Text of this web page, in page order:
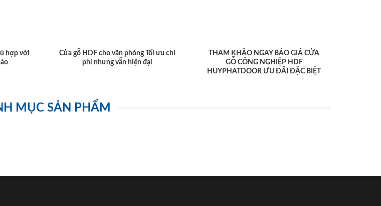
hợp với
Cửa gỗ HDF cho văn phòng Tối ưu chi
phí nhưng vẫn hiện đại
THAM KHẢO NGAY BÁO GIÁ CỬA
GỖ CÔNG NGHIỆP HDF
HUYPHATDOOR ƯU ĐÃI ĐẶC BIỆT
MỤC SẢN PHẨM